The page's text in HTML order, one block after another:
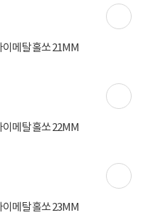
메탈 홀쏘 21MM
메탈 홀쏘 22MM
메탈 홀쏘 23MM